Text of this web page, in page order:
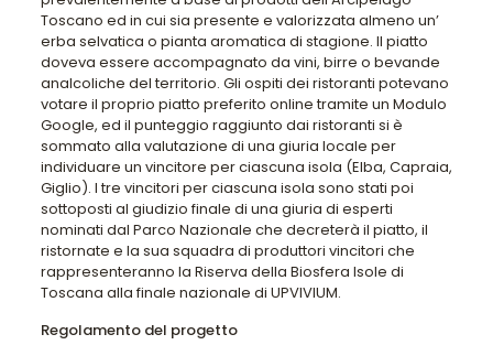
Toscano ed in cui sia presente e valorizzata almeno un’
erba selvatica o pianta aromatica di stagione. Il piatto
doveva essere accompagnato da vini, birre o bevande
analcoliche del territorio. Gli ospiti dei ristoranti potevano
votare il proprio piatto preferito online tramite un Modulo
Google, ed il punteggio raggiunto dai ristoranti si è
sommato alla valutazione di una giuria locale per
individuare un vincitore per ciascuna isola (Elba, Capraia,
Giglio). I tre vincitori per ciascuna isola sono stati poi
sottoposti al giudizio finale di una giuria di esperti
nominati dal Parco Nazionale che decreterà il piatto, il
ristornate e la sua squadra di produttori vincitori che
rappresenteranno la Riserva della Biosfera Isole di
Toscana alla finale nazionale di UPVIVIUM.
Regolamento del progetto